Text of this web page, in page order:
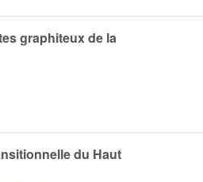
graphiteux de la
du Haut